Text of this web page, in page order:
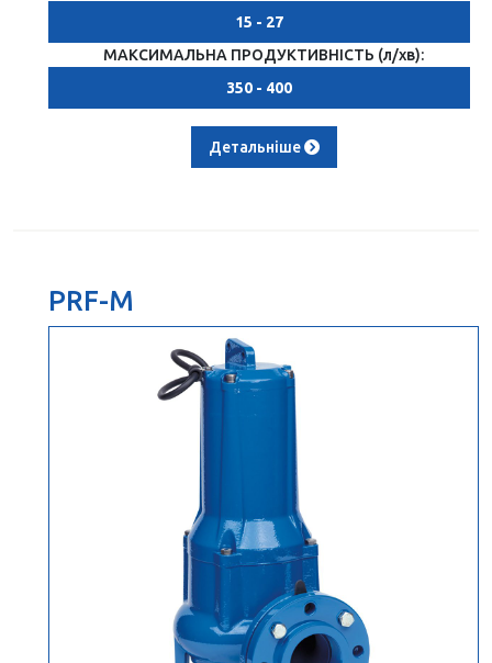
15 - 27
МАКСИМАЛЬНА ПРОДУКТИВНІСТЬ (л/хв):
350 - 400
Детальніше
PRF-M